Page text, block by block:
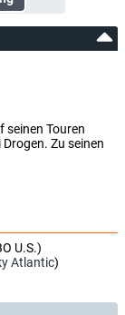
seinen Touren
Zu seinen
U.S.)
Atlantic)